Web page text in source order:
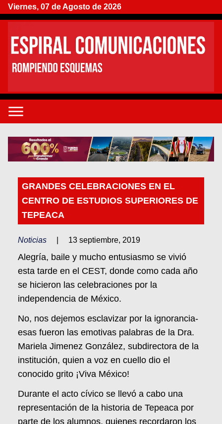
Viernes, 07 de Agosto de 2026
GRANDES CELEBRACIONES EN EL
CENTRO DE ESTUDIOS SUPERIORES DE
TEPEACA
Noticias 13 septiembre, 2019
Alegría, baile y mucho entusiasmo se vivió
esta tarde en el CEST, donde como cada año
se hicieron las celebraciones por la
independencia de México.
No, nos dejemos esclavizar por la ignorancia-
esas fueron las emotivas palabras de la Dra.
Mariela Jimenez González, subdirectora de la
institución, quien a voz en cuello dio el
conocido grito ¡Viva México!
Durante el acto cívico se llevó a cabo una
representación de la historia de Tepeaca por
parte de los alumnos, quienes recordaron los